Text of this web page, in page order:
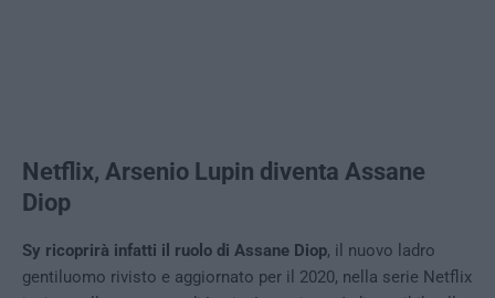
Netflix, Arsenio Lupin diventa Assane
Diop
Sy ricoprirà infatti il ruolo di Assane Diop, il nuovo ladro
gentiluomo rivisto e aggiornato per il 2020, nella serie Netflix